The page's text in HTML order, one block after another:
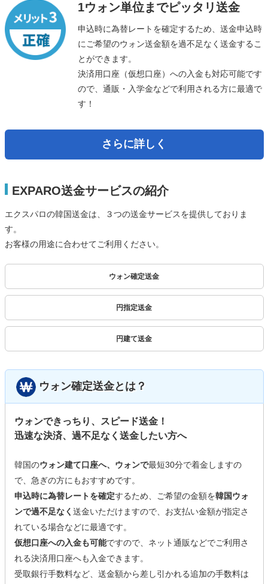
1ウォン単位までピッタリ送金
申込時に為替レートを確定するため、送金申込時
にご希望のウォン送金額を過不足なく送金するこ
とができます。
決済用口座（仮想口座）への入金も対応可能です
ので、通販・入学金などで利用される方に最適で
す！
さらに詳しく
EXPARO送金サービスの紹介
エクスパロの韓国送金は、３つの送金サービスを提供しておりま
す。
お客様の用途に合わせてご利用ください。
ウォン確定送金
円指定送金
円建て送金
ウォン確定送金とは？
ウォンできっちり、スピード送金！
迅速な決済、過不足なく送金したい方へ
韓国のウォン建て口座へ、ウォンで最短30分で着金しますの
で、急ぎの方にもおすすめです。
申込時に為替レートを確定するため、ご希望の金額を韓国ウォ
ンで過不足なく 送金いただけますので、お支払い金額が指定さ
れている場合などに最適です。
仮想口座への入金も可能ですので、ネット通販などでご利用さ
れる決済用口座へも入金できます。
受取銀行手数料など、送金額から差し引かれる追加の手数料は